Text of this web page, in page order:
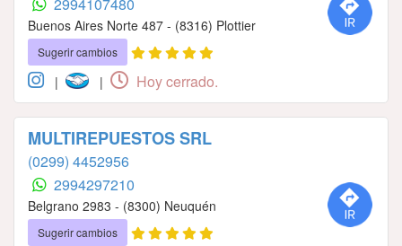
Buenos Aires Norte 487 - (8316) Plottier
Sugerir cambios
| | Hoy cerrado.
MULTIREPUESTOS SRL
(0299) 4452956
2994297210
Belgrano 2983 - (8300) Neuquén
Sugerir cambios